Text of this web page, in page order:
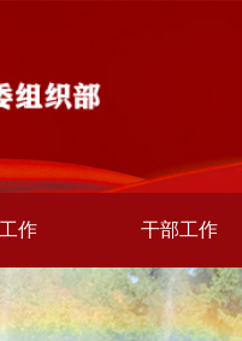
作 干部工作